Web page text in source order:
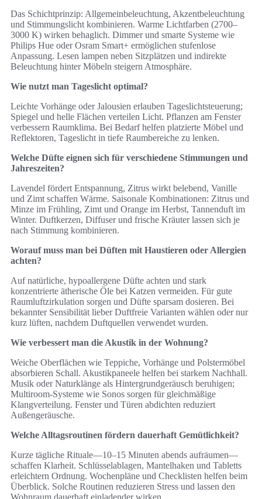
Das Schichtprinzip: Allgemeinbeleuchtung, Akzentbeleuchtung
und Stimmungslicht kombinieren. Warme Lichtfarben (2700–
3000 K) wirken behaglich. Dimmer und smarte Systeme wie
Philips Hue oder Osram Smart+ ermöglichen stufenlose
Anpassung. Lesen lampen neben Sitzplätzen und indirekte
Beleuchtung hinter Möbeln steigern Atmosphäre.
Wie nutzt man Tageslicht optimal?
Leichte Vorhänge oder Jalousien erlauben Tageslichtsteuerung;
Spiegel und helle Flächen verteilen Licht. Pflanzen am Fenster
verbessern Raumklima. Bei Bedarf helfen platzierte Möbel und
Reflektoren, Tageslicht in tiefe Raumbereiche zu lenken.
Welche Düfte eignen sich für verschiedene Stimmungen und
Jahreszeiten?
Lavendel fördert Entspannung, Zitrus wirkt belebend, Vanille
und Zimt schaffen Wärme. Saisonale Kombinationen: Zitrus und
Minze im Frühling, Zimt und Orange im Herbst, Tannenduft im
Winter. Duftkerzen, Diffuser und frische Kräuter lassen sich je
nach Stimmung kombinieren.
Worauf muss man bei Düften mit Haustieren oder Allergien
achten?
Auf natürliche, hypoallergene Düfte achten und stark
konzentrierte ätherische Öle bei Katzen vermeiden. Für gute
Raumluftzirkulation sorgen und Düfte sparsam dosieren. Bei
bekannter Sensibilität lieber Duftfreie Varianten wählen oder nur
kurz lüften, nachdem Duftquellen verwendet wurden.
Wie verbessert man die Akustik in der Wohnung?
Weiche Oberflächen wie Teppiche, Vorhänge und Polstermöbel
absorbieren Schall. Akustikpaneele helfen bei starkem Nachhall.
Musik oder Naturklänge als Hintergrundgeräusch beruhigen;
Multiroom-Systeme wie Sonos sorgen für gleichmäßige
Klangverteilung. Fenster und Türen abdichten reduziert
Außengeräusche.
Welche Alltagsroutinen fördern dauerhaft Gemütlichkeit?
Kurze tägliche Rituale—10–15 Minuten abends aufräumen—
schaffen Klarheit. Schlüsselablagen, Mantelhaken und Tabletts
erleichtern Ordnung. Wochenpläne und Checklisten helfen beim
Überblick. Solche Routinen reduzieren Stress und lassen den